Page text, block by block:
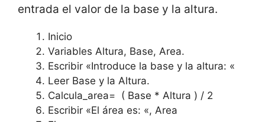
entrada el valor de la base y la altura.
Inicio
Variables Altura, Base, Area.
Escribir «Introduce la base y la altura: «
Leer Base y la Altura.
Calcula_area= ( Base * Altura ) / 2
Escribir «El área es: «, Area